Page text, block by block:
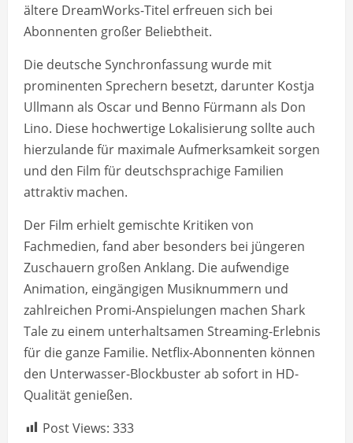
ältere DreamWorks-Titel erfreuen sich bei
Abonnenten großer Beliebtheit.
Die deutsche Synchronfassung wurde mit
prominenten Sprechern besetzt, darunter Kostja
Ullmann als Oscar und Benno Fürmann als Don
Lino. Diese hochwertige Lokalisierung sollte auch
hierzulande für maximale Aufmerksamkeit sorgen
und den Film für deutschsprachige Familien
attraktiv machen.
Der Film erhielt gemischte Kritiken von
Fachmedien, fand aber besonders bei jüngeren
Zuschauern großen Anklang. Die aufwendige
Animation, eingängigen Musiknummern und
zahlreichen Promi-Anspielungen machen Shark
Tale zu einem unterhaltsamen Streaming-Erlebnis
für die ganze Familie. Netflix-Abonnenten können
den Unterwasser-Blockbuster ab sofort in HD-
Qualität genießen.
Post Views: 333